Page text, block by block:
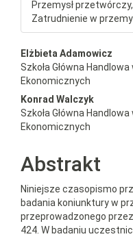
Przemysł
Zatrudnienie w
Elżbieta Adamowicz
Szkoła Główna
Ekonomicznych
Konrad Walczyk
Szkoła Główna
Ekonomicznych
Abstrakt
Niniejsze czasopismo
badania koniunktury w
przeprowadzonego przez
424. W badaniu